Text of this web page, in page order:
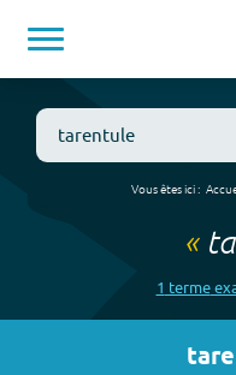
Vous êtes ici :
«
1 terme